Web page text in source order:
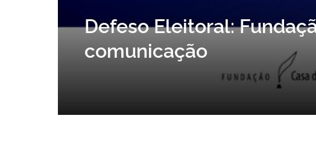
Fundação Casa de Rui
atividades sobre